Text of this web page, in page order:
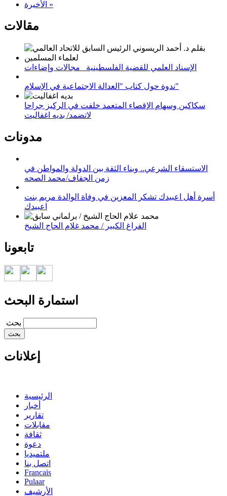
الأخيرة »
مقالات
الإسناد العلمي للقضية الفلسطينية_ مجالات وإضاءات
ندوة حول كتاب "العدالة الاجتماعية في الإسلام"
سكاكين وسهام الإقصاء المتعمد خلفت في الركيز جراحا
لاتضمد/ بديه اغفاليت
مدونات
الاستسقاء الشرعي.. وبناء الثقة بين الدولة والمواطن في
زمن الجفاف/محمد الصحه
أسرة أهل اعبيدك تشكر المعزين في وفاة الوالدة مريم بنت
اعبيدك
الفراغ الكبير / محمد غلام الحاج الشيخ
تابعونا
استمارة البحث
‏بحث ‏
إعلانات
الرئيسية
أخبار
تقارير
مقابلات
ثقافة
دعوة
ملتميديا
اتصل بنا
Francais
Pulaar
الأرشيف